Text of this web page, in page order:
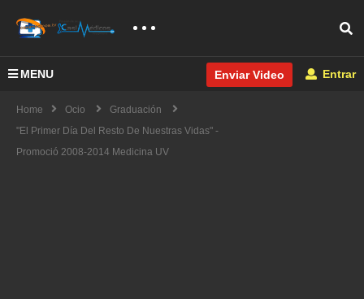
MENU Enviar Video Entrar
Home Ocio
Graduación
"El Primer Día Del Resto De Nuestras Vidas" -
Promoció 2008-2014 Medicina UV